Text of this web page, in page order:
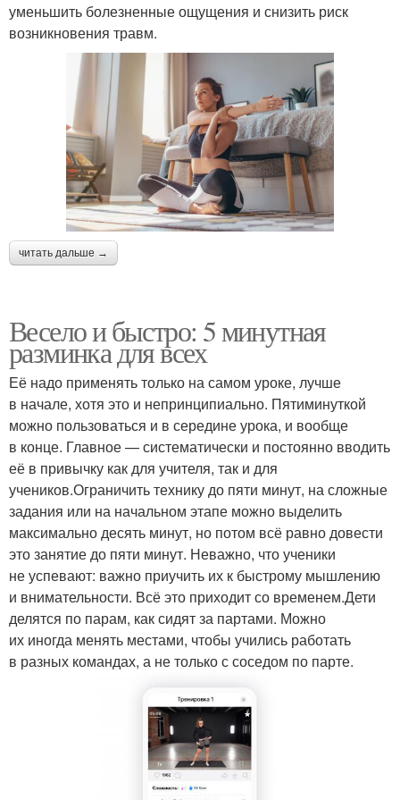
уменьшить болезненные ощущения и снизить риск
возникновения травм.
читать дальше →
Весело и быстро: 5 минутная
разминка для всех
Её надо применять только на самом уроке, лучше
в начале, хотя это и непринципиально. Пятиминуткой
можно пользоваться и в середине урока, и вообще
в конце. Главное — систематически и постоянно вводить
её в привычку как для учителя, так и для
учеников.Ограничить технику до пяти минут, на сложные
задания или на начальном этапе можно выделить
максимально десять минут, но потом всё равно довести
это занятие до пяти минут. Неважно, что ученики
не успевают: важно приучить их к быстрому мышлению
и внимательности. Всё это приходит со временем.Дети
делятся по парам, как сидят за партами. Можно
их иногда менять местами, чтобы учились работать
в разных командах, а не только с соседом по парте.